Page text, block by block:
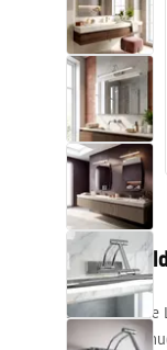
Köök
See elegantne
stiilse